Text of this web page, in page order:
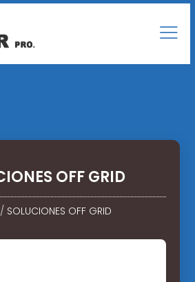
OFF GRID
/ SOLUCIONES OFF GRID